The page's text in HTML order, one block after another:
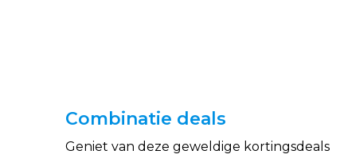
Combinatie deals
Geniet van deze geweldige kortingsdeals